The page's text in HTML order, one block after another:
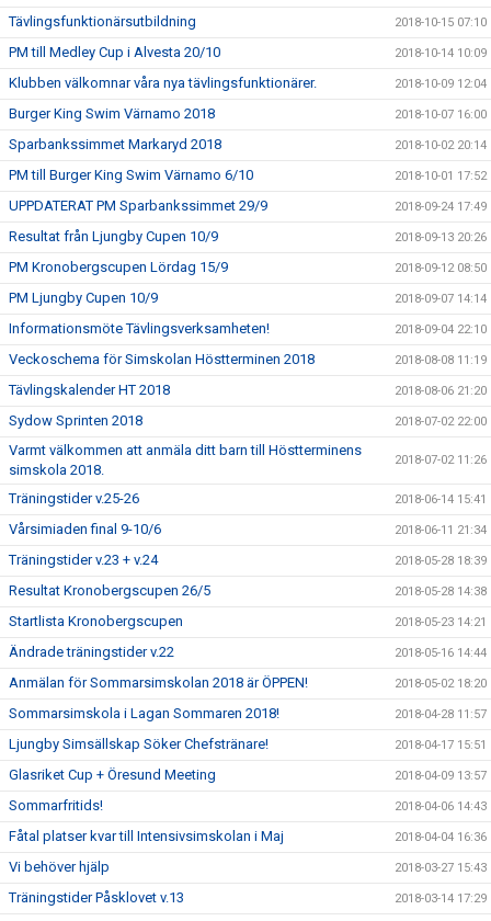
Tävlingsfunktionärsutbildning 2018-10-15 07:10
PM till Medley Cup i Alvesta 20/10 2018-10-14 10:09
Klubben välkomnar våra nya tävlingsfunktionärer. 2018-10-09 12:04
Burger King Swim Värnamo 2018 2018-10-07 16:00
Sparbankssimmet Markaryd 2018 2018-10-02 20:14
PM till Burger King Swim Värnamo 6/10 2018-10-01 17:52
UPPDATERAT PM Sparbankssimmet 29/9 2018-09-24 17:49
Resultat från Ljungby Cupen 10/9 2018-09-13 20:26
PM Kronobergscupen Lördag 15/9 2018-09-12 08:50
PM Ljungby Cupen 10/9 2018-09-07 14:14
Informationsmöte Tävlingsverksamheten! 2018-09-04 22:10
Veckoschema för Simskolan Höstterminen 2018 2018-08-08 11:19
Tävlingskalender HT 2018 2018-08-06 21:20
Sydow Sprinten 2018 2018-07-02 22:00
Varmt välkommen att anmäla ditt barn till Höstterminens
simskola 2018.
2018-07-02 11:26
Träningstider v.25-26 2018-06-14 15:41
Vårsimiaden final 9-10/6 2018-06-11 21:34
Träningstider v.23 + v.24 2018-05-28 18:39
Resultat Kronobergscupen 26/5 2018-05-28 14:38
Startlista Kronobergscupen 2018-05-23 14:21
Ändrade träningstider v.22 2018-05-16 14:44
Anmälan för Sommarsimskolan 2018 är ÖPPEN! 2018-05-02 18:20
Sommarsimskola i Lagan Sommaren 2018! 2018-04-28 11:57
Ljungby Simsällskap Söker Chefstränare! 2018-04-17 15:51
Glasriket Cup + Öresund Meeting 2018-04-09 13:57
Sommarfritids! 2018-04-06 14:43
Fåtal platser kvar till Intensivsimskolan i Maj 2018-04-04 16:36
Vi behöver hjälp 2018-03-27 15:43
Träningstider Påsklovet v.13 2018-03-14 17:29